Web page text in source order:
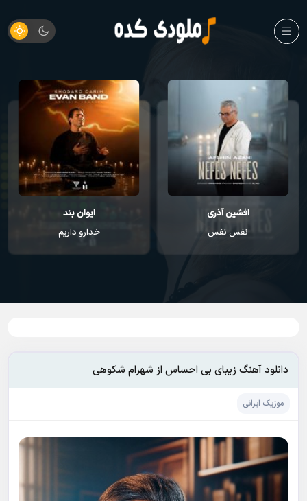
افشین آذری
نفس نفس
ایوان بند
خدارو داریم
دانلود آهنگ زیبای بی احساس از شهرام شکوهی
موزیک ایرانی